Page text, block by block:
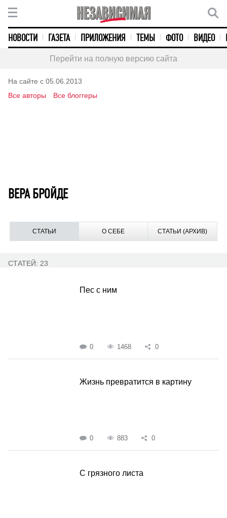
НОВОСТИ ГАЗЕТА ПРИЛОЖЕНИЯ ТЕМЫ ФОТО ВИДЕО
Перейти на полную версию сайта
На сайте с 05.06.2013
Все авторы
Все блоггеры
ВЕРА БРОЙДЕ
СТАТЬИ О СЕБЕ СТАТЬИ (АРХИВ)
СТАТЕЙ: 23
Пес с ним
0 1468 0
Жизнь превратится в картину
0 883 0
С грязного листа